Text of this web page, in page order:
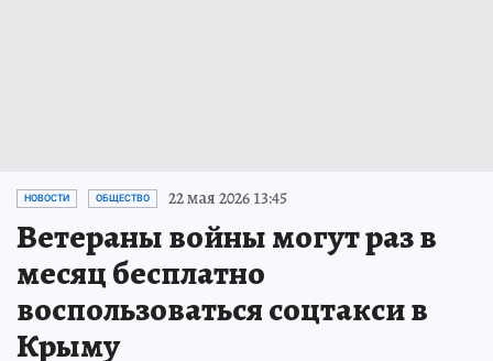
НОВОСТИ ОБЩЕСТВО 22 мая 2026 13:45
Ветераны войны могут раз в
месяц бесплатно
воспользоваться соцтакси в
Крыму